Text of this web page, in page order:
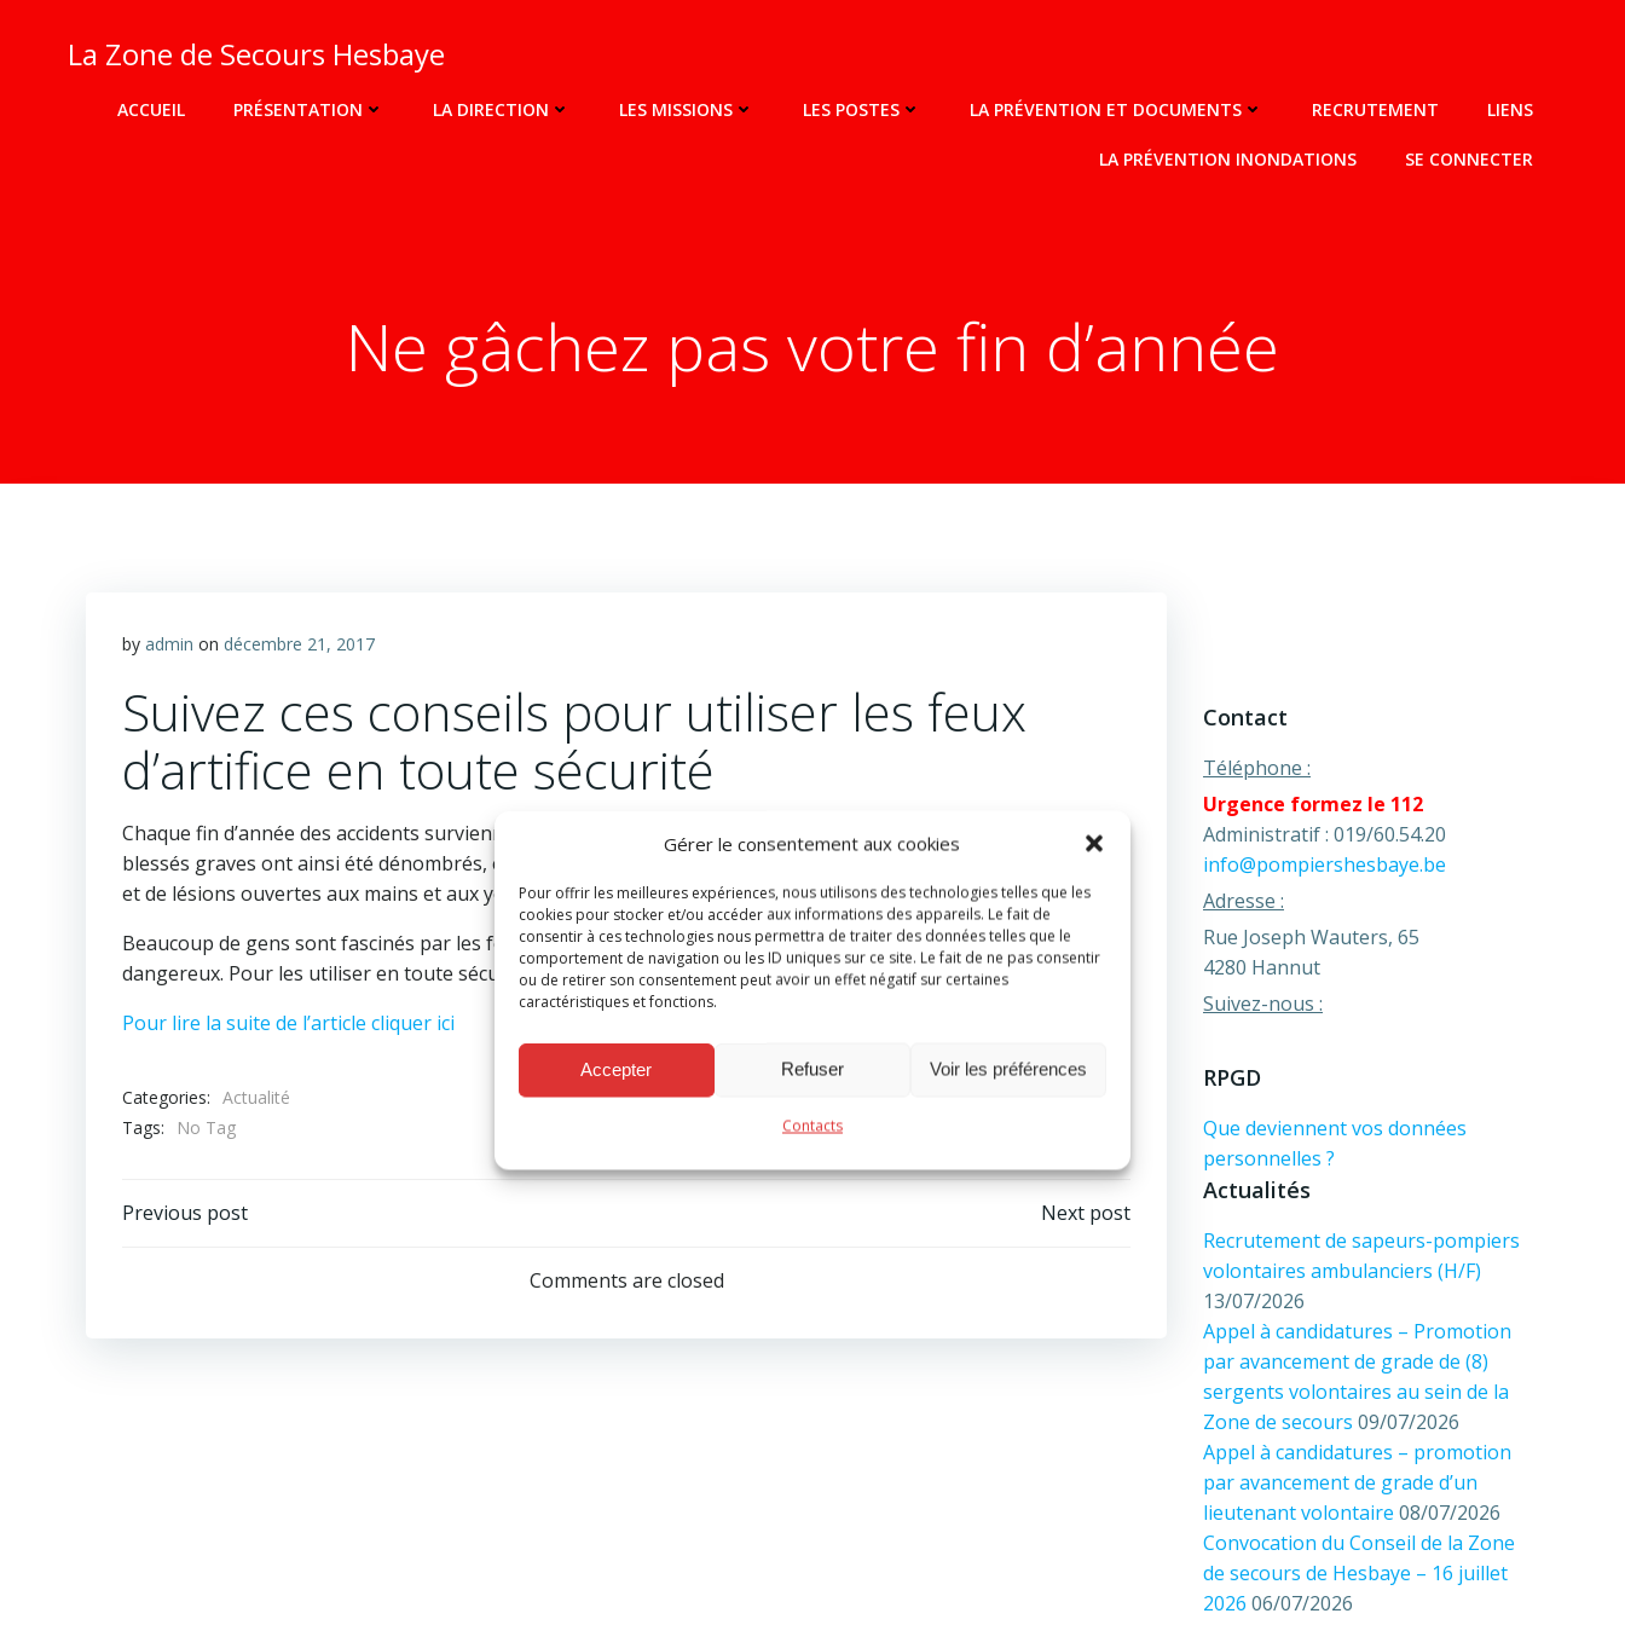
Gérer le consentement aux cookies
Pour offrir les meilleures expériences, nous utilisons des technologies telles que les
cookies pour stocker et/ou accéder aux informations des appareils. Le fait de
consentir à ces technologies nous permettra de traiter des données telles que le
comportement de navigation ou les ID uniques sur ce site. Le fait de ne pas consentir
ou de retirer son consentement peut avoir un effet négatif sur certaines
caractéristiques et fonctions.
Accepter Refuser Voir les préférences
Contacts
contenuLa Zone de Secours Hesbaye
ACCUEIL PRÉSENTATION LA DIRECTION LES MISSIONS LES POSTES LA PRÉVENTION ET DOCUMENTS RECRUTEMENT LIENS
LA PRÉVENTION INONDATIONS SE CONNECTER
Ne gâchez pas votre fin d’année
by admin on décembre 21, 2017
Suivez ces conseils pour utiliser les feux
d’artifice en toute sécurité
Chaque fin d’année des accidents surviennent lors de tirs de feux d’artifice. Au cours du réveillon 2016-2017 20
blessés graves ont ainsi été dénombrés, essentiellement des jeunes gens, qui souffraient surtout de brûlures
et de lésions ouvertes aux mains et aux yeux.
Beaucoup de gens sont fascinés par les feux d’artifice. Ils peuvent en effet être très beaux… mais aussi
dangereux. Pour les utiliser en toute sécurité, prenez donc vos précautions.
Pour lire la suite de l’article cliquer ici
Categories: Actualité
Tags:
No Tag
Post
Previous post
navigation
Next post
Comments are closed
Contact
Téléphone :
Urgence formez le 112
Administratif : 019/60.54.20
info@pompiershesbaye.be
Adresse :
Rue Joseph Wauters, 65
4280 Hannut
Suivez-nous :
RPGD
Que deviennent vos données
personnelles ?
Actualités
Recrutement de sapeurs-pompiers
volontaires ambulanciers (H/F)
13/07/2026
Appel à candidatures – Promotion
par avancement de grade de (8)
sergents volontaires au sein de la
Zone de secours 09/07/2026
Appel à candidatures – promotion
par avancement de grade d’un
lieutenant volontaire 08/07/2026
Convocation du Conseil de la Zone
de secours de Hesbaye – 16 juillet
2026 06/07/2026